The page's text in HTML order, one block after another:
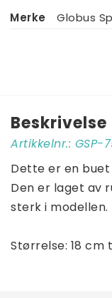
Merke Globus
Beskrivelse
Artikkelnr.: GSP-
Dette er en buet
Den er laget av
sterk i modellen.
Størrelse: 18 cm